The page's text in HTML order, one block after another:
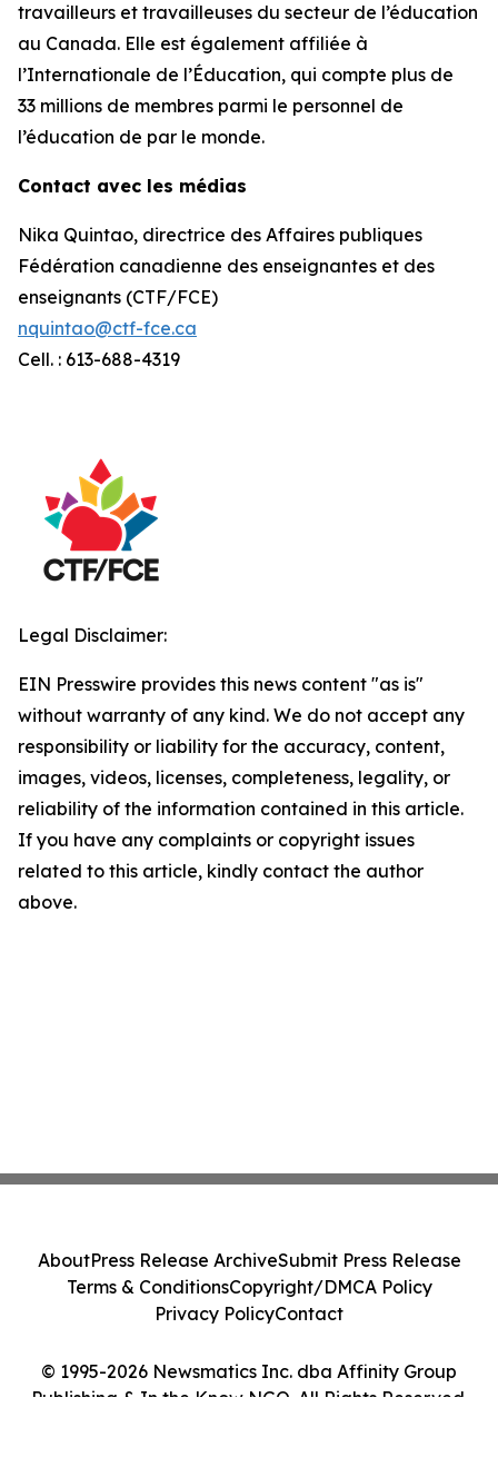
travailleurs et travailleuses du secteur de l’éducation
au Canada. Elle est également affiliée à
l’Internationale de l’Éducation, qui compte plus de
33 millions de membres parmi le personnel de
l’éducation de par le monde.
Contact avec les médias
Nika Quintao, directrice des Affaires publiques
Fédération canadienne des enseignantes et des
enseignants (CTF/FCE)
nquintao@ctf-fce.ca
Cell. : 613-688-4319
Legal Disclaimer:
EIN Presswire provides this news content "as is"
without warranty of any kind. We do not accept any
responsibility or liability for the accuracy, content,
images, videos, licenses, completeness, legality, or
reliability of the information contained in this article.
If you have any complaints or copyright issues
related to this article, kindly contact the author
above.
© 1995-2026 Newsmatics Inc. dba Affinity Group
Publishing & In the Know NGO. All Rights Reserved.
AboutPress Release ArchiveSubmit Press Release
Terms & ConditionsCopyright/DMCA Policy
Privacy PolicyContact